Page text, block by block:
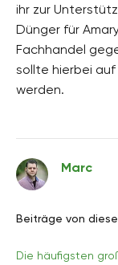
ihr zur
Dünger für
Fachhandel
sollte hierbei
werden.
Marc
Beiträge von
Die häufigsten